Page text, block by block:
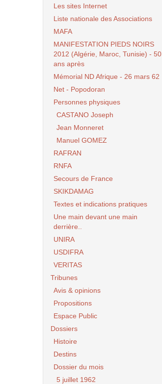
Les sites Internet
Liste nationale des Associations
MAFA
MANIFESTATION PIEDS NOIRS
2012 (Algérie, Maroc, Tunisie) - 50
ans après
Mémorial ND Afrique - 26 mars 62
Net - Popodoran
Personnes physiques
CASTANO Joseph
Jean Monneret
Manuel GOMEZ
RAFRAN
RNFA
Secours de France
SKIKDAMAG
Textes et indications pratiques
Une main devant une main
derrière..
UNIRA
USDIFRA
VERITAS
Tribunes
Avis & opinions
Propositions
Espace Public
Dossiers
Histoire
Destins
Dossier du mois
5 juillet 1962